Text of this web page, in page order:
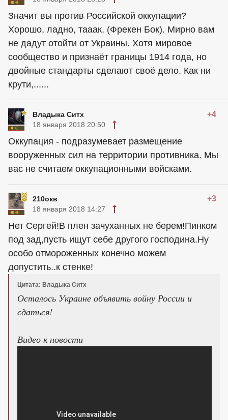
Значит вы против Российской оккупации?
Хорошо, ладно, тааак. (Фрекен Бок). Мирно вам
не дадут отойти от Украины. Хотя мировое
сообщество и признаёт границы 1914 года, но
двойные стандарты сделают своё дело. Как ни
крути,......
Владыка Ситх +4
18 января 2018 20:50
Оккупация - подразумевает размещение
вооруженных сил на территории противника. Мы
вас не считаем оккупационными войсками.
210окв +3
18 января 2018 14:27
Нет Сергей!В плен зачуханных не берем!Пинком
под зад,пусть ищут себе другого господина.Ну
особо отмороженных конечно можем
допустить..к стенке!
Цитата: Владыка Ситх
Осталось Украине объявить войну России и
сдаться!
Видео к новости